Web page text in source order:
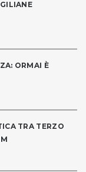
ORMAI È
TRA TERZO